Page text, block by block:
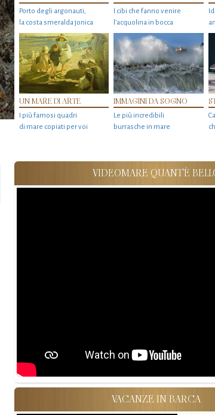
Porto degli argonauti,
la costa smeralda jonica
I cibi che fanno venire
l’acquolina in bocca
UN MARE DI ARTE
I più famosi quadri
di mare copiati per voi
IMMAGINI DA SOGNO
Le più incredibili
burrasche in mare
VIDEOMARE QUANT'È
VACANZE IN BARCA